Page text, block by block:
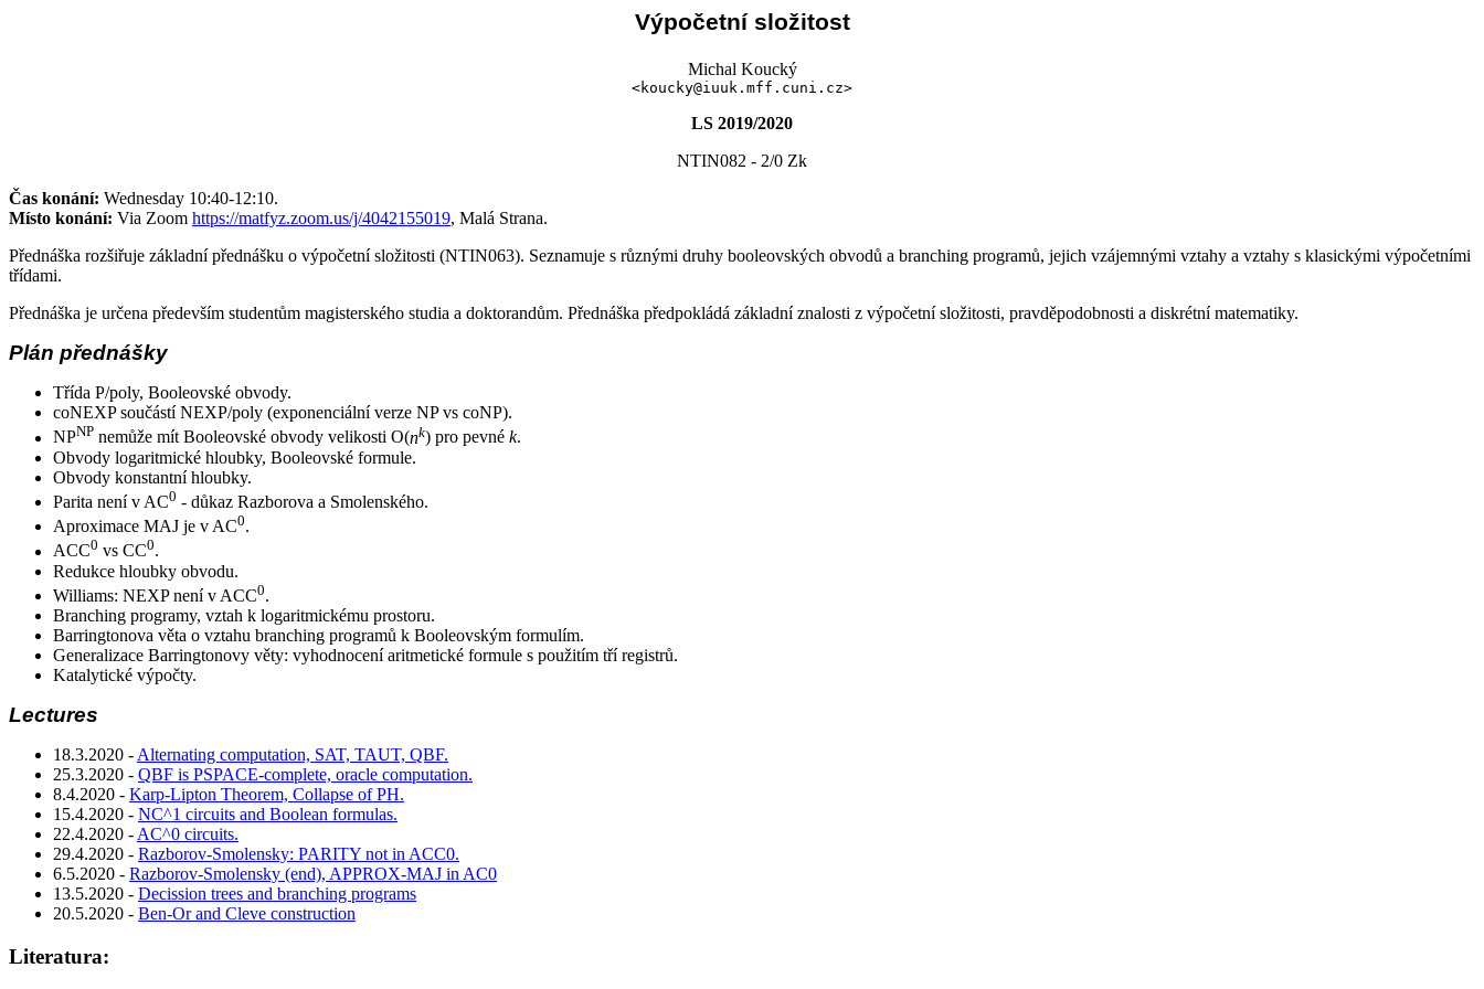
Výpočetní složitost
Michal Koucký
<koucky@iuuk.mff.cuni.cz>
LS 2019/2020
NTIN082 - 2/0 Zk
Čas konání: Wednesday 10:40-12:10.
Místo konání: Via Zoom https://matfyz.zoom.us/j/4042155019, Malá Strana.
Přednáška rozšiřuje základní přednášku o výpočetní složitosti (NTIN063). Seznamuje s různými druhy booleovských obvodů a branching programů, jejich vzájemnými vztahy a vztahy s klasickými výpočetními
třídami.
Přednáška je určena především studentům magisterského studia a doktorandům. Přednáška předpokládá základní znalosti z výpočetní složitosti, pravděpodobnosti a diskrétní matematiky.
Plán přednášky
Třída P/poly, Booleovské obvody.
coNEXP součástí NEXP/poly (exponenciální verze NP vs coNP).
NPNP nemůže mít Booleovské obvody velikosti O(nk) pro pevné k.
Obvody logaritmické hloubky, Booleovské formule.
Obvody konstantní hloubky.
Parita není v AC0 - důkaz Razborova a Smolenského.
Aproximace MAJ je v AC0.
ACC0 vs CC0.
Redukce hloubky obvodu.
Williams: NEXP není v ACC0.
Branching programy, vztah k logaritmickému prostoru.
Barringtonova věta o vztahu branching programů k Booleovským formulím.
Generalizace Barringtonovy věty: vyhodnocení aritmetické formule s použitím tří registrů.
Katalytické výpočty.
Lectures
18.3.2020 - Alternating computation, SAT, TAUT, QBF.
25.3.2020 - QBF is PSPACE-complete, oracle computation.
8.4.2020 - Karp-Lipton Theorem, Collapse of PH.
15.4.2020 - NC^1 circuits and Boolean formulas.
22.4.2020 - AC^0 circuits.
29.4.2020 - Razborov-Smolensky: PARITY not in ACC0.
6.5.2020 - Razborov-Smolensky (end), APPROX-MAJ in AC0
13.5.2020 - Decission trees and branching programs
20.5.2020 - Ben-Or and Cleve construction
Literatura: